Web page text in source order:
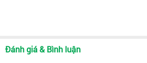
Đánh giá & Bình luận